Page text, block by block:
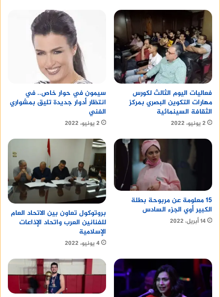
فعاليات اليوم الثالث لكورس
مهارات التكوين البصري بمركز
الثقافة السينمائية
2 يونيو، 2022
سيمون في حوار خاص.. في
انتظار أدوار جديدة تليق بمشواري
الفني
2 يونيو، 2022
15 معلومة عن مربوحة بطلة
الكبير أوي الجزء السادس
14 أبريل، 2022
بروتوكول تعاون بين الاتحاد العام
للفنانين العرب واتحاد الإذاعات
الإسلامية
4 يونيو، 2022